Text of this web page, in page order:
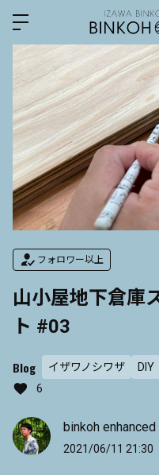
フォロワー以上
山小屋地下倉庫
ト #03
Blog イザワノシワザ
DIY
6
binkoh enhanced
2021/06/11 21:30